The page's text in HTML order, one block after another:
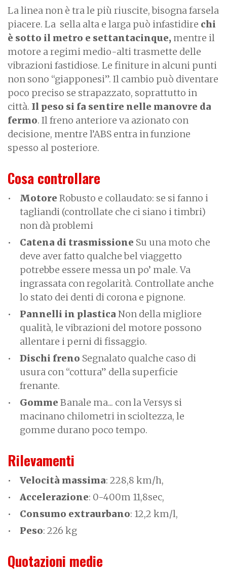
La linea non è tra le più riuscite, bisogna farsela
piacere. La sella alta e larga può infastidire chi
è sotto il metro e settantacinque, mentre il
motore a regimi medio-alti trasmette delle
vibrazioni fastidiose. Le finiture in alcuni punti
non sono “giapponesi”. Il cambio può diventare
poco preciso se strapazzato, soprattutto in
città. Il peso si fa sentire nelle manovre da
fermo. Il freno anteriore va azionato con
decisione, mentre l’ABS entra in funzione
spesso al posteriore.
Cosa controllare
Motore Robusto e collaudato: se si fanno i
tagliandi (controllate che ci siano i timbri)
non dà problemi
Catena di trasmissione Su una moto che
deve aver fatto qualche bel viaggetto
potrebbe essere messa un po’ male. Va
ingrassata con regolarità. Controllate anche
lo stato dei denti di corona e pignone.
Pannelli in plastica Non della migliore
qualità, le vibrazioni del motore possono
allentare i perni di fissaggio.
Dischi freno Segnalato qualche caso di
usura con “cottura” della superficie
frenante.
Gomme Banale ma... con la Versys si
macinano chilometri in scioltezza, le
gomme durano poco tempo.
Rilevamenti
Velocità massima: 228,8 km/h,
Accelerazione: 0-400m 11,8sec,
Consumo extraurbano: 12,2 km/l,
Peso: 226 kg
Quotazioni medie